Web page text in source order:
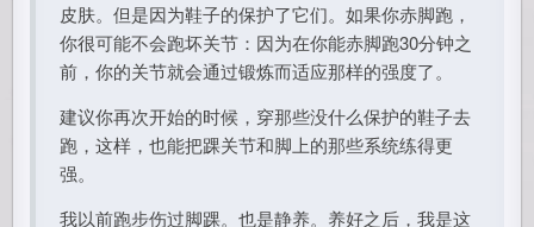
皮肤。但是因为鞋子的保护了它们。如果你赤脚跑，
你很可能不会跑坏关节：因为在你能赤脚跑30分钟之
前，你的关节就会通过锻炼而适应那样的强度了。
建议你再次开始的时候，穿那些没什么保护的鞋子去
跑，这样，也能把踝关节和脚上的那些系统练得更
强。
我以前跑步伤过脚踝。也是静养。养好之后，我是这